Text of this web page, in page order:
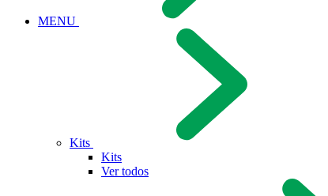
MENU
Kits
Kits
Ver todos